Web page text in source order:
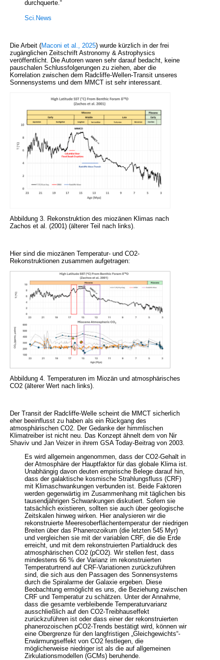
durchquerte.“
Sci.News
Die Arbeit (Maconi et al., 2025) wurde kürzlich in der frei
zugänglichen Zeitschrift Astronomy & Astrophysics
veröffentlicht. Die Autoren waren sehr darauf bedacht, keine
pauschalen Schlussfolgerungen zu ziehen, aber die
Korrelation zwischen dem Radcliffe-Wellen-Transit unseres
Sonnensystems und dem MMCT ist sehr interessant.
Abbildung 3. Rekonstruktion des miozänen Klimas nach
Zachos et al. (2001) (älterer Teil nach links).
Hier sind die miozänen Temperatur- und CO2-
Rekonstruktionen zusammen aufgetragen:
Abbildung 4. Temperaturen im Miozän und atmosphärisches
CO2 (älterer Wert nach links).
Der Transit der Radcliffe-Welle scheint die MMCT sicherlich
eher beeinflusst zu haben als ein Rückgang des
atmosphärischen CO2. Der Gedanke der himmlischen
Klimatreiber ist nicht neu. Das Konzept ähnelt dem von Nir
Shaviv und Jan Veizer in ihrem GSA Today-Beitrag von 2003.
Es wird allgemein angenommen, dass der CO2-Gehalt in
der Atmosphäre der Hauptfaktor für das globale Klima ist.
Unabhängig davon deuten empirische Belege darauf hin,
dass der galaktische kosmische Strahlungsfluss (CRF)
mit Klimaschwankungen verbunden ist. Beide Faktoren
werden gegenwärtig im Zusammenhang mit täglichen bis
tausendjährigen Schwankungen diskutiert. Sofern sie
tatsächlich existieren, sollten sie auch über geologische
Zeitskalen hinweg wirken. Hier analysieren wir die
rekonstruierte Meeresoberflächentemperatur der niedrigen
Breiten über das Phanerozoikum (die letzten 545 Myr)
und vergleichen sie mit der variablen CRF, die die Erde
erreicht, und mit dem rekonstruierten Partialdruck des
atmosphärischen CO2 (pCO2). Wir stellen fest, dass
mindestens 66 % der Varianz im rekonstruierten
Temperaturtrend auf CRF-Variationen zurückzuführen
sind, die sich aus den Passagen des Sonnensystems
durch die Spiralarme der Galaxie ergeben. Diese
Beobachtung ermöglicht es uns, die Beziehung zwischen
CRF und Temperatur zu schätzen. Unter der Annahme,
dass die gesamte verbleibende Temperaturvarianz
ausschließlich auf den CO2-Treibhauseffekt
zurückzuführen ist oder dass einer der rekonstruierten
phanerozoischen pCO2-Trends bestätigt wird, können wir
eine Obergrenze für den langfristigen „Gleichgewichts“-
Erwärmungseffekt von CO2 festlegen, die
möglicherweise niedriger ist als die auf allgemeinen
Zirkulationsmodellen (GCMs) beruhende.